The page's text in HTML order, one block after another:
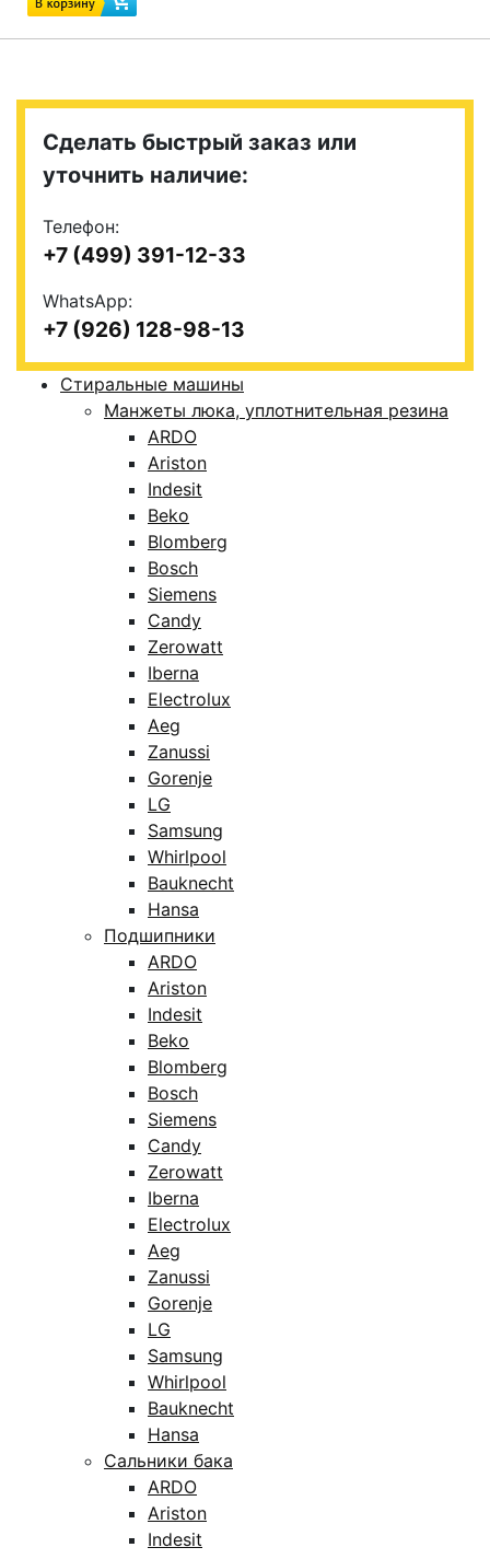
Сделать быстрый заказ или
уточнить наличие:
Телефон:
+7 (499) 391-12-33
WhatsApp:
+7 (926) 128-98-13
Стиральные машины
Манжеты люка, уплотнительная резина
ARDO
Ariston
Indesit
Beko
Blomberg
Bosch
Siemens
Candy
Zerowatt
Iberna
Electrolux
Aeg
Zanussi
Gorenje
LG
Samsung
Whirlpool
Bauknecht
Hansa
Подшипники
ARDO
Ariston
Indesit
Beko
Blomberg
Bosch
Siemens
Candy
Zerowatt
Iberna
Electrolux
Aeg
Zanussi
Gorenje
LG
Samsung
Whirlpool
Bauknecht
Hansa
Сальники бака
ARDO
Ariston
Indesit